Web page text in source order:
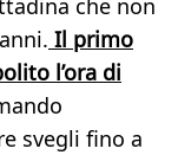
Il primo
l’ora di
svegli fino a